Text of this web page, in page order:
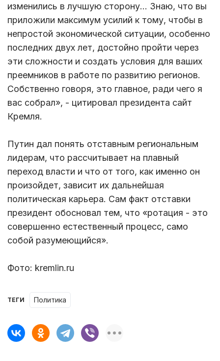
изменились в лучшую сторону… Знаю, что вы
приложили максимум усилий к тому, чтобы в
непростой экономической ситуации, особенно
последних двух лет, достойно пройти через
эти сложности и создать условия для ваших
преемников в работе по развитию регионов.
Собственно говоря, это главное, ради чего я
вас собрал», - цитировал президента сайт
Кремля.
Путин дал понять отставным региональным
лидерам, что рассчитывает на плавный
переход власти и что от того, как именно он
произойдет, зависит их дальнейшая
политическая карьера. Сам факт отставки
президент обосновал тем, что «ротация - это
совершенно естественный процесс, само
собой разумеющийся».
Фото: kremlin.ru
ТЕГИ Политика